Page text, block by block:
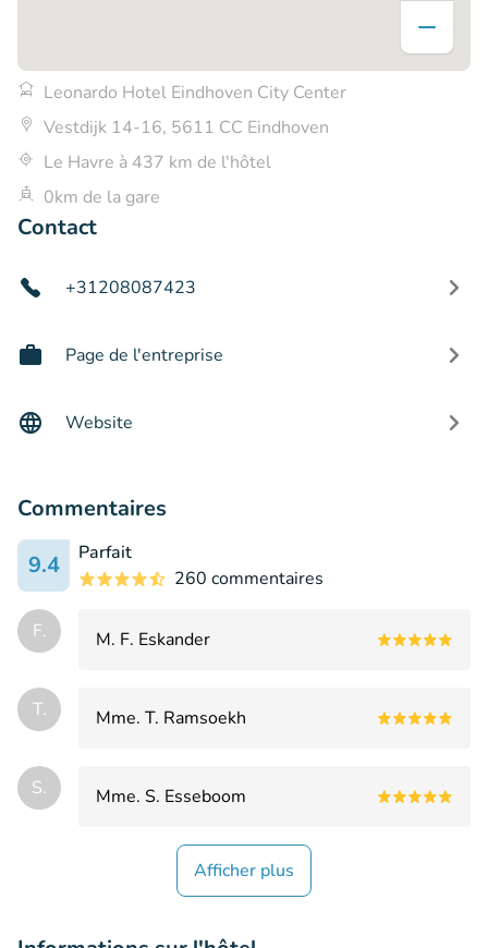
Leonardo Hotel Eindhoven City Center
Vestdijk 14-16, 5611 CC Eindhoven
Le Havre à 437 km de l'hôtel
0km de la gare
Contact
+31208087423
Page de l'entreprise
Website
Commentaires
9.4
Parfait
260 commentaires
F. M. F. Eskander
T. Mme. T. Ramsoekh
S. Mme. S. Esseboom
Afficher plus